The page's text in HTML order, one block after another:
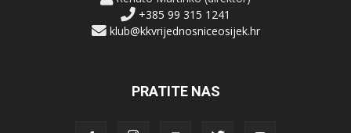
+385 99 315 1241
klub@kkvrijednosniceosijek.hr
PRATITE NAS